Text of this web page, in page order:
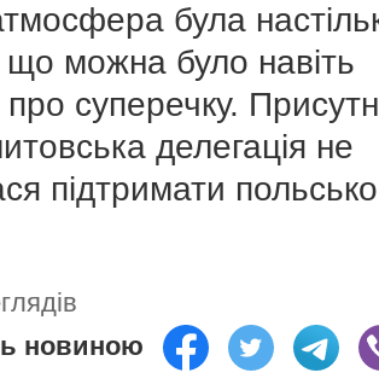
була
можна було навіть
про суперечку.
делегація не
підтримати
новиною